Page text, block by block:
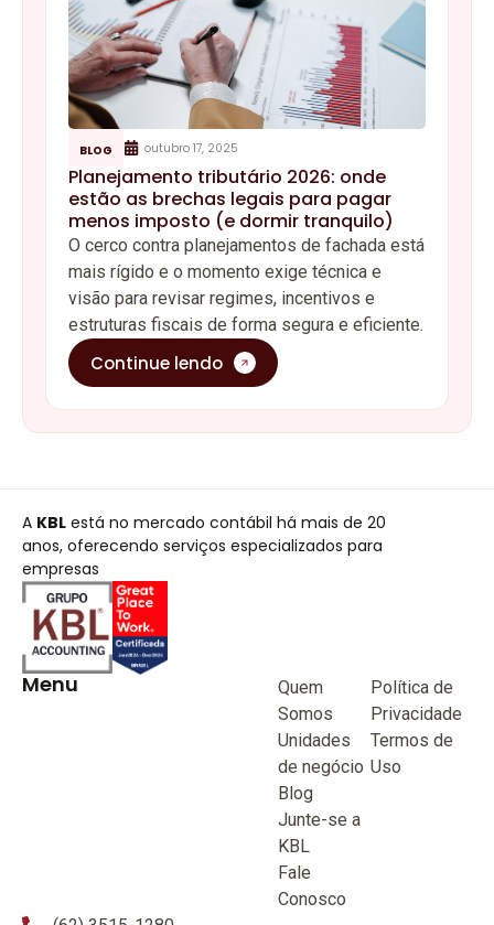
BLOG outubro 17, 2025
Planejamento tributário 2026: onde
estão as brechas legais para pagar
menos imposto (e dormir tranquilo)
O cerco contra planejamentos de fachada está
mais rígido e o momento exige técnica e
visão para revisar regimes, incentivos e
estruturas fiscais de forma segura e eficiente.
Continue lendo
A KBL está no mercado contábil há mais de 20
anos, oferecendo serviços especializados para
empresas
Menu
Quem
Somos
Unidades
de negócio
Blog
Junte-se a
KBL
Fale
Conosco
Política de
Privacidade
Termos de
Uso